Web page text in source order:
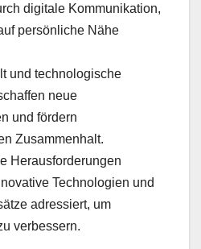
digitale Kommunikation,
persönliche Nähe
und technologische
neue
und fördern
Zusammenhalt.
Herausforderungen
Technologien und
adressiert, um
verbessern.